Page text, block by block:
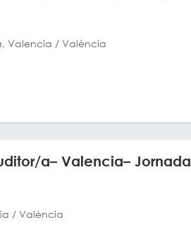
Valencia / València
a– Valencia– Jornada
/ València